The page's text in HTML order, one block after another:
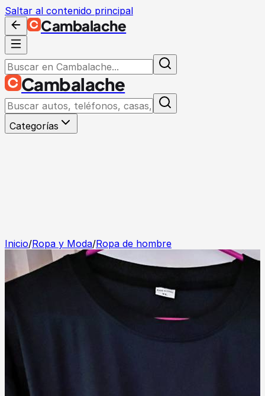
Saltar al contenido principal
Cambalache
Cambalache
Categorías
Inicio/Ropa y Moda/Ropa de hombre